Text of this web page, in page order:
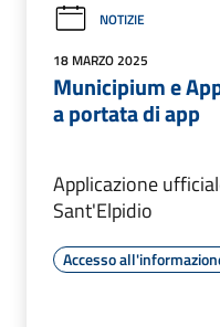
NOTIZIE
18 MARZO 2025
Municipium e
a portata di app
Applicazione
Sant'Elpidio
Accesso